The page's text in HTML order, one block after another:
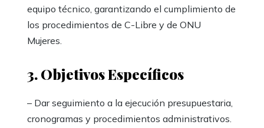
equipo técnico, garantizando el cumplimiento de
los procedimientos de C-Libre y de ONU
Mujeres.
3. Objetivos Específicos
– Dar seguimiento a la ejecución presupuestaria,
cronogramas y procedimientos administrativos.